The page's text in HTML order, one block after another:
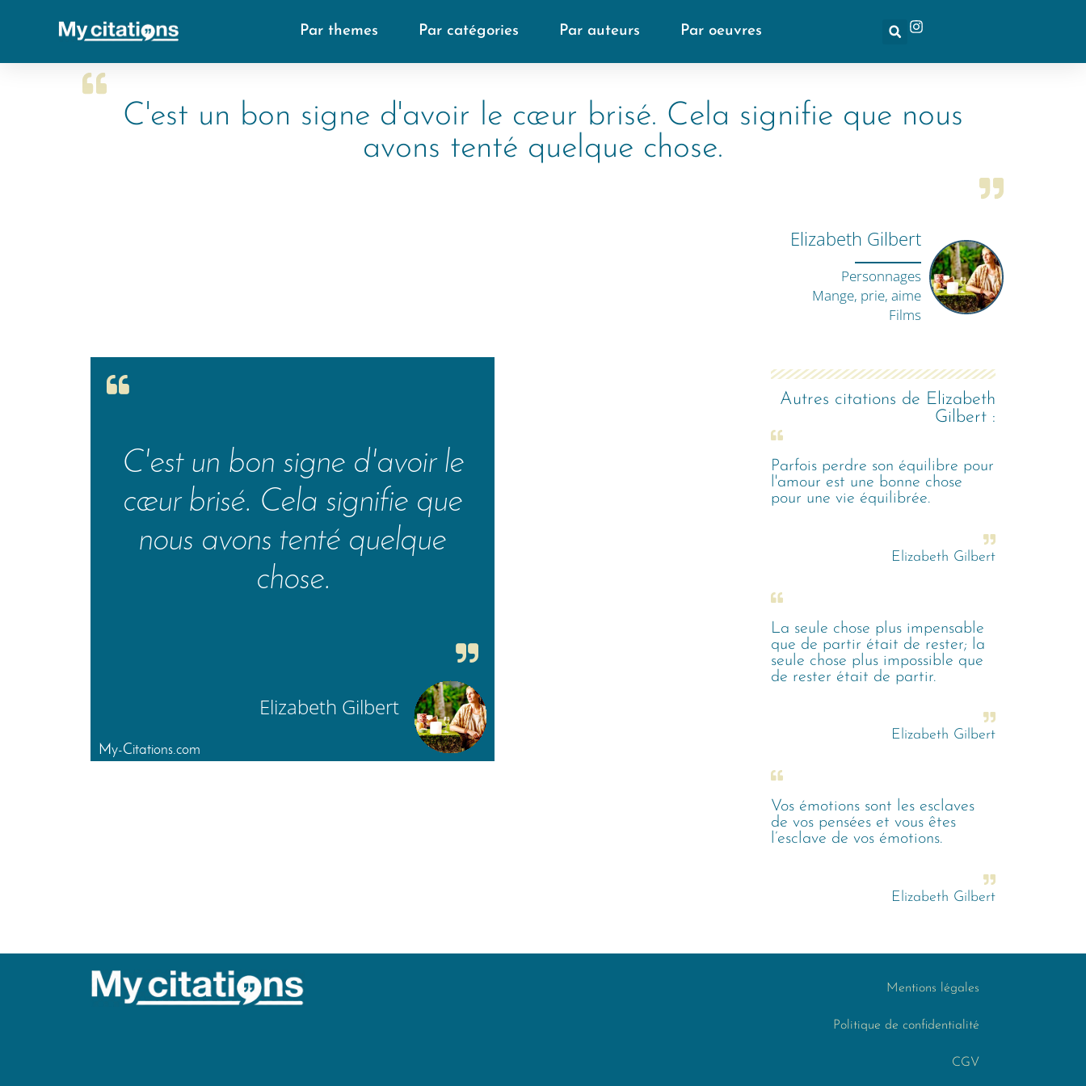
Par themes Par catégories Par auteurs Par oeuvres
C'est un bon signe d'avoir le cœur brisé. Cela signifie que nous
avons tenté quelque chose.
Elizabeth Gilbert
Personnages
Mange, prie, aime
Films
Autres citations de Elizabeth
Gilbert :
Parfois perdre son équilibre pour
l'amour est une bonne chose
pour une vie équilibrée.
Elizabeth Gilbert
La seule chose plus impensable
que de partir était de rester; la
seule chose plus impossible que
de rester était de partir.
Elizabeth Gilbert
Vos émotions sont les esclaves
de vos pensées et vous êtes
l’esclave de vos émotions.
Elizabeth Gilbert
Mentions légales
Politique de confidentialité
CGV